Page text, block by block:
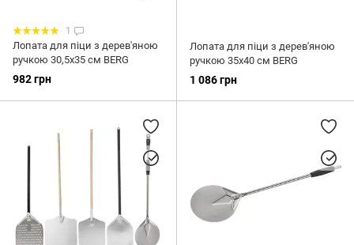
1
Лопата для піци з дерев'яною
ручкою 30,5х35 см BERG
982 грн
Лопата для піци з дерев'яною
ручкою 35х40 см BERG
1 086 грн